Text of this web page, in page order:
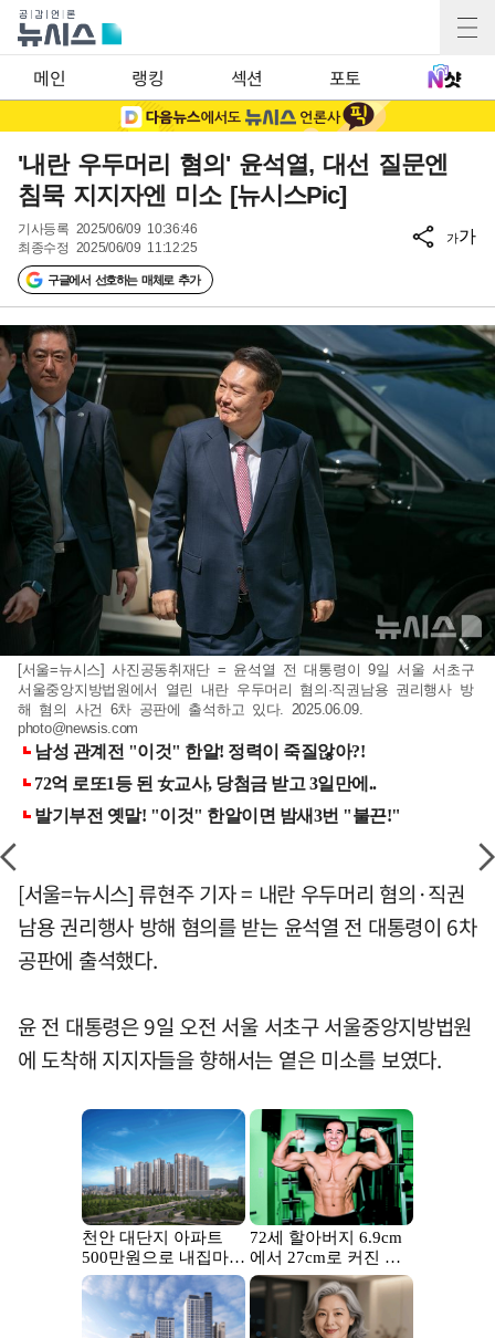
메인 랭킹 섹션 포토
'내란 우두머리 혐의' 윤석열, 대선 질문엔
침묵 지지자엔 미소 [뉴시스Pic]
기사등록 2025/06/09 10:36:46
최종수정 2025/06/09 11:12:25
구글에서 선호하는 매체로 추가
가가
[서울=뉴시스] 사진공동취재단 = 윤석열 전 대통령이 9일 서울 서초구
서울중앙지방법원에서 열린 내란 우두머리 혐의·직권남용 권리행사 방
해 혐의 사건 6차 공판에 출석하고 있다. 2025.06.09.
photo@newsis.com
[서울=뉴시스] 류현주 기자 = 내란 우두머리 혐의·직권
남용 권리행사 방해 혐의를 받는 윤석열 전 대통령이 6차
공판에 출석했다.
윤 전 대통령은 9일 오전 서울 서초구 서울중앙지방법원
에 도착해 지지자들을 향해서는 옅은 미소를 보였다.